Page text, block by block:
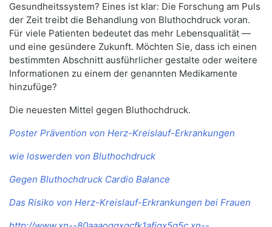
Gesundheitssystem? Eines ist klar: Die Forschung am Puls
der Zeit treibt die Behandlung von Bluthochdruck voran.
Für viele Patienten bedeutet das mehr Lebensqualität —
und eine gesündere Zukunft. Möchten Sie, dass ich einen
bestimmten Abschnitt ausführlicher gestalte oder weitere
Informationen zu einem der genannten Medikamente
hinzufüge?
Die neuesten Mittel gegen Bluthochdruck.
Poster Prävention von Herz-Kreislauf-Erkrankungen
wie loswerden von Bluthochdruck
Gegen Bluthochdruck Cardio Balance
Das Risiko von Herz-Kreislauf-Erkrankungen bei Frauen